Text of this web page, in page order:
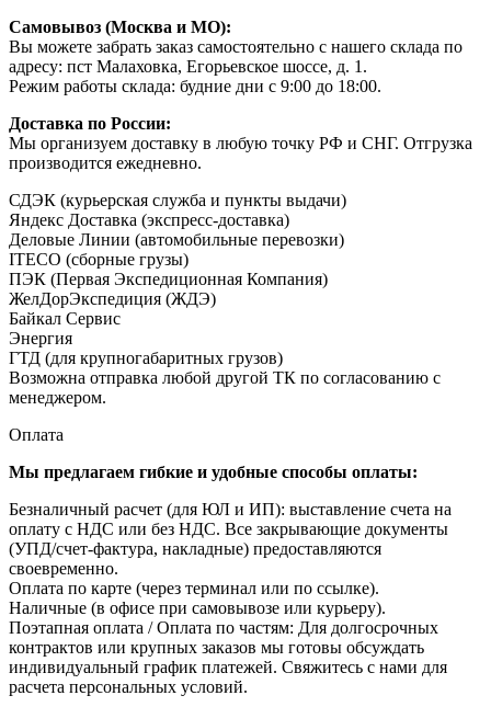
Самовывоз (Москва и МО):
Вы можете забрать заказ самостоятельно с нашего склада по
адресу: пст Малаховка, Егорьевское шоссе, д. 1.
Режим работы склада: будние дни с 9:00 до 18:00.
Доставка по России:
Мы организуем доставку в любую точку РФ и СНГ. Отгрузка
производится ежедневно.
СДЭК (курьерская служба и пункты выдачи)
Яндекс Доставка (экспресс-доставка)
Деловые Линии (автомобильные перевозки)
ITECO (сборные грузы)
ПЭК (Первая Экспедиционная Компания)
ЖелДорЭкспедиция (ЖДЭ)
Байкал Сервис
Энергия
ГТД (для крупногабаритных грузов)
Возможна отправка любой другой ТК по согласованию с
менеджером.
Оплата
Мы предлагаем гибкие и удобные способы оплаты:
Безналичный расчет (для ЮЛ и ИП): выставление счета на
оплату с НДС или без НДС. Все закрывающие документы
(УПД/счет-фактура, накладные) предоставляются
своевременно.
Оплата по карте (через терминал или по ссылке).
Наличные (в офисе при самовывозе или курьеру).
Поэтапная оплата / Оплата по частям: Для долгосрочных
контрактов или крупных заказов мы готовы обсуждать
индивидуальный график платежей. Свяжитесь с нами для
расчета персональных условий.